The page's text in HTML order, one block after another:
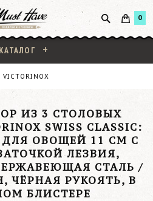
0
КАТАЛОГ
VICTORINOX
ИЗ 3 СТОЛОВЫХ
SWISS CLASSIC:
ОВОЩЕЙ 11 СМ С
ЛЕЗВИЯ,
СТАЛЬ /
ЧЁРНАЯ РУКОЯТЬ, В
БЛИСТЕРЕ